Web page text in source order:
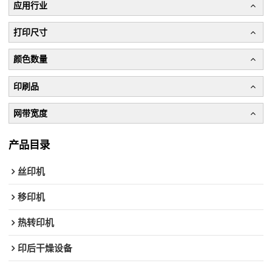
应用行业
打印尺寸
颜色数量
印刷品
网带宽度
产品目录
丝印机
移印机
热转印机
印后干燥设备